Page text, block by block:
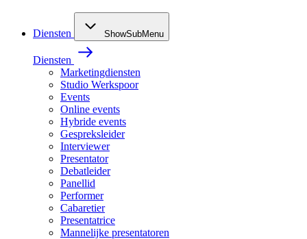
Diensten ShowSubMenu
Diensten
Marketingdiensten
Studio Werkspoor
Events
Online events
Hybride events
Gespreksleider
Interviewer
Presentator
Debatleider
Panellid
Performer
Cabaretier
Presentatrice
Mannelijke presentatoren